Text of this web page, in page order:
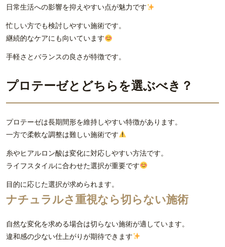
日常生活への影響を抑えやすい点が魅力です
忙しい方でも検討しやすい施術です。
継続的なケアにも向いています
手軽さとバランスの良さが特徴です。
プロテーゼとどちらを選ぶべき？
プロテーゼは長期間形を維持しやすい特徴があります。
一方で柔軟な調整は難しい施術です
糸やヒアルロン酸は変化に対応しやすい方法です。
ライフスタイルに合わせた選択が重要です
目的に応じた選択が求められます。
ナチュラルさ重視なら切らない施術
自然な変化を求める場合は切らない施術が適しています。
違和感の少ない仕上がりが期待できます